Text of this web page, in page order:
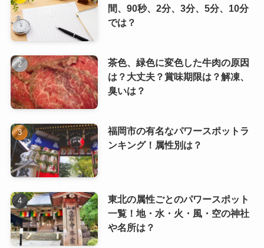
間、90秒、2分、3分、5分、10分
では？
茶色、緑色に変色した牛肉の原因
は？大丈夫？賞味期限は？解凍、
臭いは？
福岡市の有名なパワースポットラ
ンキング！属性別は？
東北の属性ごとのパワースポット
一覧！地・水・火・風・空の神社
や名所は？